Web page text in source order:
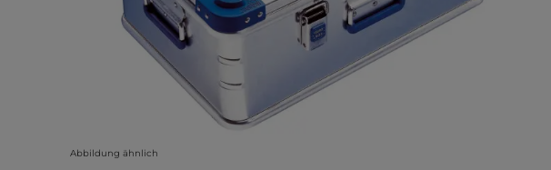
Abbildung ähnlich